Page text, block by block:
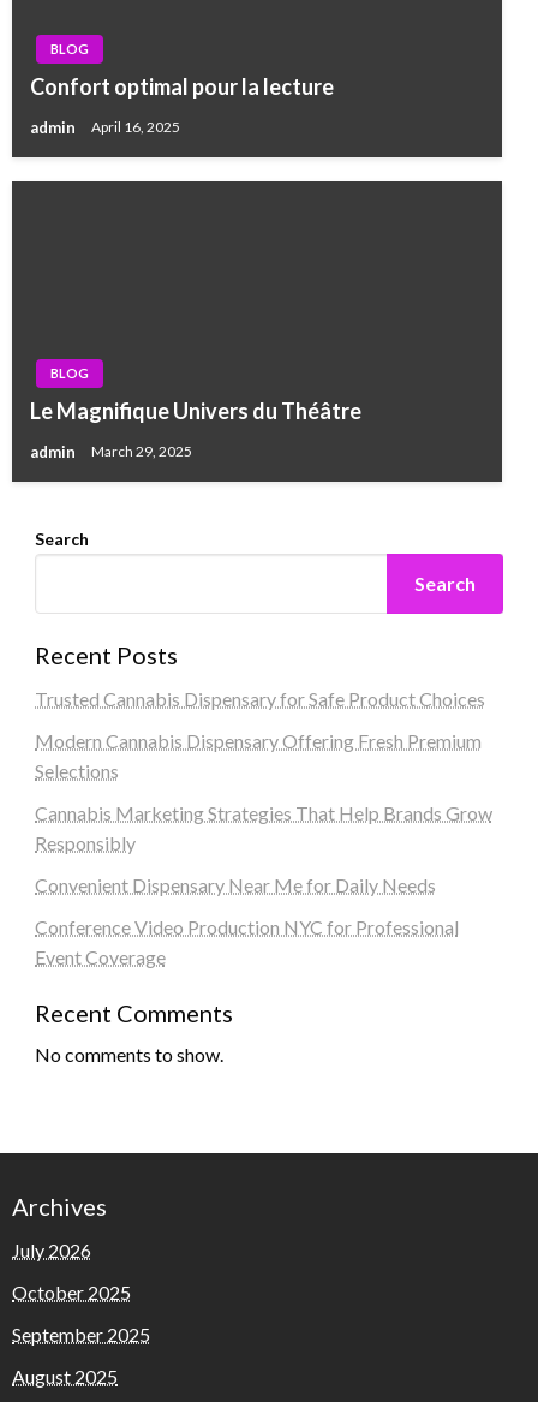
BLOG
Confort optimal pour la lecture
admin April 16, 2025
BLOG
Le Magnifique Univers du Théâtre
admin March 29, 2025
Search
Search
Recent Posts
Trusted Cannabis Dispensary for Safe Product Choices
Modern Cannabis Dispensary Offering Fresh Premium
Selections
Cannabis Marketing Strategies That Help Brands Grow
Responsibly
Convenient Dispensary Near Me for Daily Needs
Conference Video Production NYC for Professional
Event Coverage
Recent Comments
No comments to show.
Archives
July 2026
October 2025
September 2025
August 2025